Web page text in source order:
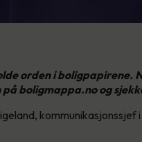
orden i boligpapirene.
på boligmappa.no og
kommunikasjonssjef